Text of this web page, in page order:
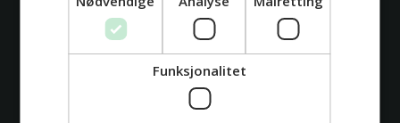
Funksjonalitet